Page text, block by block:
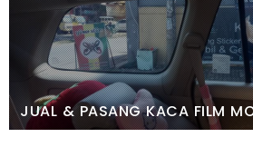
JUAL & PASANG KACA FILM